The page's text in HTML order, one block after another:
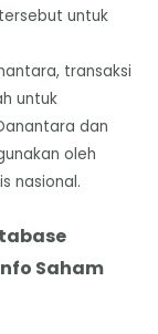
untuk
transaksi
untuk
dan
oleh
nasional.
Saham